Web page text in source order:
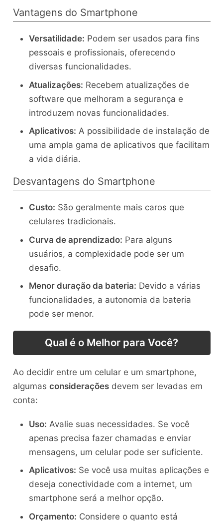
Vantagens do Smartphone
Versatilidade: Podem ser usados para fins
pessoais e profissionais, oferecendo
diversas funcionalidades.
Atualizações: Recebem atualizações de
software que melhoram a segurança e
introduzem novas funcionalidades.
Aplicativos: A possibilidade de instalação de
uma ampla gama de aplicativos que facilitam
a vida diária.
Desvantagens do Smartphone
Custo: São geralmente mais caros que
celulares tradicionais.
Curva de aprendizado: Para alguns
usuários, a complexidade pode ser um
desafio.
Menor duração da bateria: Devido a várias
funcionalidades, a autonomia da bateria
pode ser menor.
Qual é o Melhor para Você?
Ao decidir entre um celular e um smartphone,
algumas consideraçõesdevem ser levadas em
conta:
Uso: Avalie suas necessidades. Se você
apenas precisa fazer chamadas e enviar
mensagens, um celular pode ser suficiente.
Aplicativos: Se você usa muitas aplicações e
deseja conectividade com a internet, um
smartphone será a melhor opção.
Orçamento: Considere o quanto está